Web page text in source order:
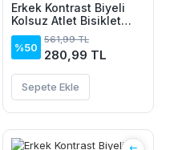
Erkek Kontrast Biyeli
Kolsuz Atlet Bisiklet
Yaka Yazlık Basic Atlet
- Kırmızı
%50
561,99 TL
280,99 TL
Sepete Ekle